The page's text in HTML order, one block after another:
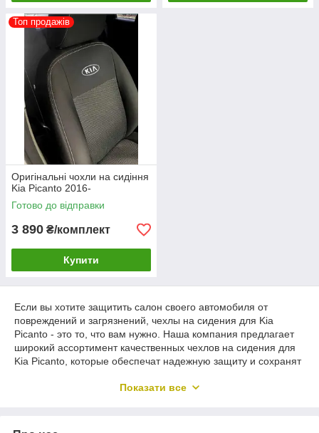
Топ продажів
Оригінальні чохли на сидіння
Kia Picanto 2016-
Готово до відправки
3 890 ₴/комплект
Купити
Если вы хотите защитить салон своего автомобиля от
повреждений и загрязнений, чехлы на сидения для Kia
Picanto - это то, что вам нужно. Наша компания предлагает
широкий ассортимент качественных чехлов на сидения для
Kia Picanto, которые обеспечат надежную защиту и сохранят
различных внешних воздействий. Мы предлагаем чехлы на
Показати все